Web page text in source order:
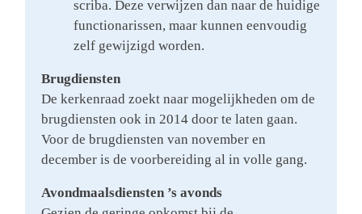
scriba. Deze verwijzen dan naar de huidige
functionarissen, maar kunnen eenvoudig
zelf gewijzigd worden.
Brugdiensten
De kerkenraad zoekt naar mogelijkheden om de
brugdiensten ook in 2014 door te laten gaan.
Voor de brugdiensten van november en
december is de voorbereiding al in volle gang.
Avondmaalsdiensten ’s avonds